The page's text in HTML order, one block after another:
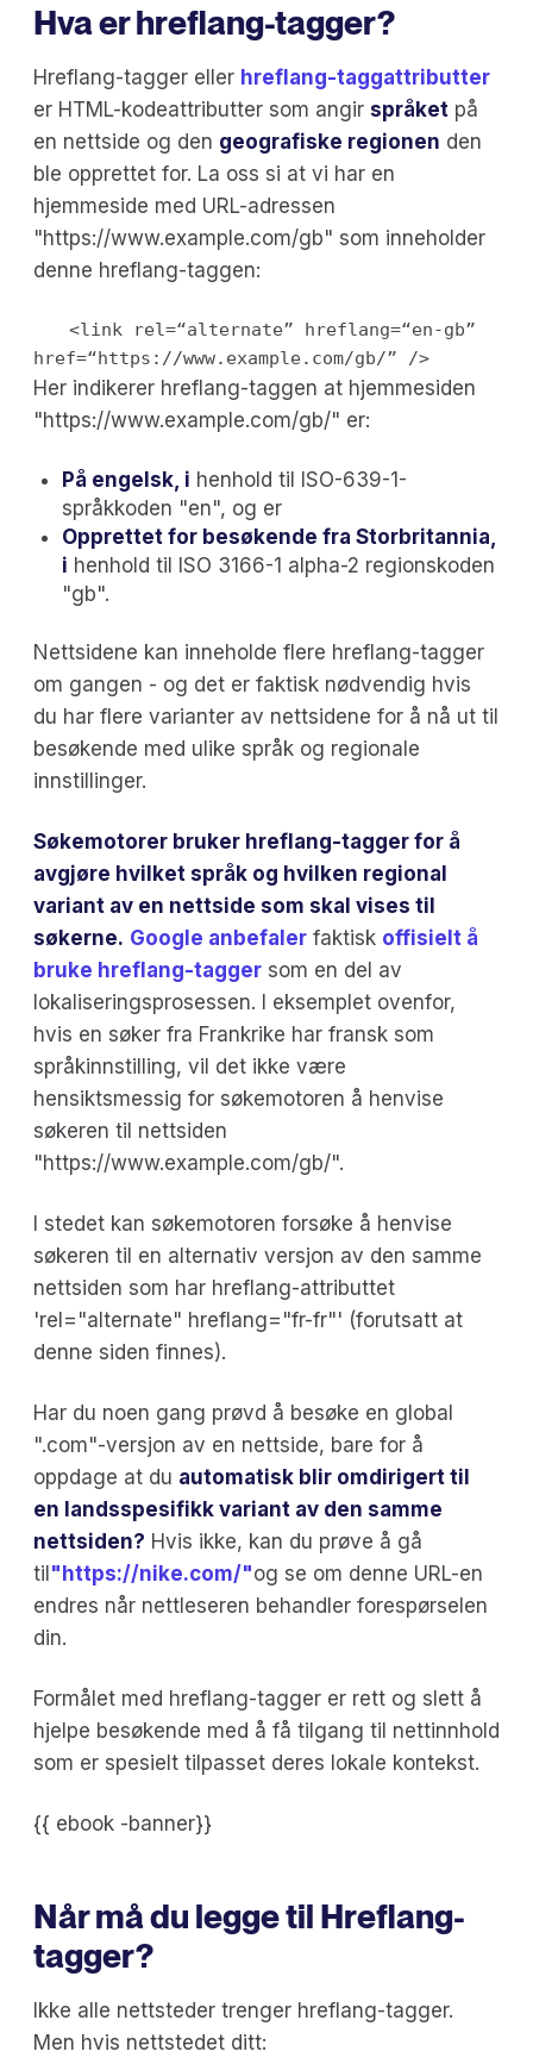
Hva er hreflang-tagger?
Hreflang-tagger eller hreflang-taggattributter
er HTML-kodeattributter som angir språket på
en nettside og den geografiske regionen den
ble opprettet for. La oss si at vi har en
hjemmeside med URL-adressen
"https://www.example.com/gb" som inneholder
denne hreflang-taggen:
<link rel=“alternate” hreflang=“en-gb”
href=“https://www.example.com/gb/” />
Her indikerer hreflang-taggen at hjemmesiden
"https://www.example.com/gb/" er:
På engelsk, i henhold til ISO-639-1-
språkkoden "en", og er
Opprettet for besøkende fra Storbritannia,
i henhold til ISO 3166-1 alpha-2 regionskoden
"gb".
Nettsidene kan inneholde flere hreflang-tagger
om gangen - og det er faktisk nødvendig hvis
du har flere varianter av nettsidene for å nå ut til
besøkende med ulike språk og regionale
innstillinger.
Søkemotorer bruker hreflang-tagger for å
avgjøre hvilket språk og hvilken regional
variant av en nettside som skal vises til
søkerne. Google anbefaler faktisk offisielt å
bruke hreflang-tagger som en del av
lokaliseringsprosessen. I eksemplet ovenfor,
hvis en søker fra Frankrike har fransk som
språkinnstilling, vil det ikke være
hensiktsmessig for søkemotoren å henvise
søkeren til nettsiden
"https://www.example.com/gb/".
I stedet kan søkemotoren forsøke å henvise
søkeren til en alternativ versjon av den samme
nettsiden som har hreflang-attributtet
'rel="alternate" hreflang="fr-fr"' (forutsatt at
denne siden finnes).
Har du noen gang prøvd å besøke en global
".com"-versjon av en nettside, bare for å
oppdage at du automatisk blir omdirigert til
en landsspesifikk variant av den samme
nettsiden? Hvis ikke, kan du prøve å gå
til"https://nike.com/"og se om denne URL-en
endres når nettleseren behandler forespørselen
din.
Formålet med hreflang-tagger er rett og slett å
hjelpe besøkende med å få tilgang til nettinnhold
som er spesielt tilpasset deres lokale kontekst.
{{ ebook -banner}}
Når må du legge til Hreflang-
tagger?
Ikke alle nettsteder trenger hreflang-tagger.
Men hvis nettstedet ditt: